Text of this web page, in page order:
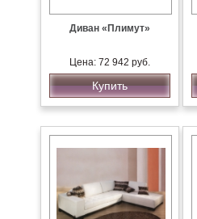
Диван «Плимут»
Цена: 72 942 руб.
Купить